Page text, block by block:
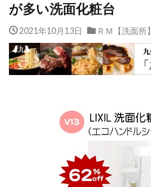
が多い洗面化粧台
2021年10月13日 ＲＭ【洗面所】